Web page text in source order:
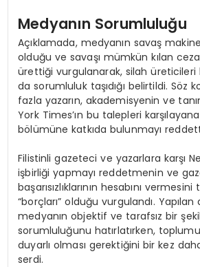
Medyanın Sorumluluğu
Açıklamada, medyanın savaş
olduğu ve savaşı mümkün kılan
ürettiği vurgulanarak, silah üreticileri
da sorumluluk taşıdığı belirtildi. Söz
fazla yazarın, akademisyenin ve
York Times’ın bu talepleri
bölümüne katkıda bulunmayı
Filistinli gazeteci ve yazarlara karşı
işbirliği yapmayı reddetmenin ve
başarısızlıklarının hesabını
“borçları” olduğu vurgulandı. Yapılan
medyanın objektif ve tarafsız bir
sorumluluğunu hatırlatırken,
duyarlı olması gerektiğini bir kez
serdi.